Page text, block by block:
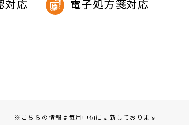
対応 電子処方箋対応
※こちらの情報は毎月中旬に更新しております